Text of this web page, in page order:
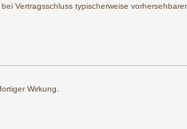
Vertragsschluss typischerweise
Wirkung.